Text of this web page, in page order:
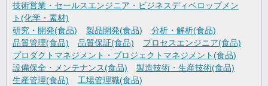
技術営業・セールスエンジニア・ビジネスディベロップメン
ト(化学・素材)
研究・開発(食品)
製品開発(食品)
分析・解析(食品)
品質管理(食品)
品質保証(食品)
プロセスエンジニア(食品)
プロダクトマネジメント・プロジェクトマネジメント(食品)
設備保全・メンテナンス(食品)
製造技術・生産技術(食品)
生産管理(食品)
工場管理職(食品)